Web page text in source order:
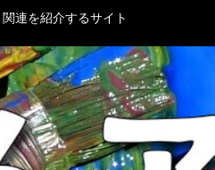
連を紹介するサイト